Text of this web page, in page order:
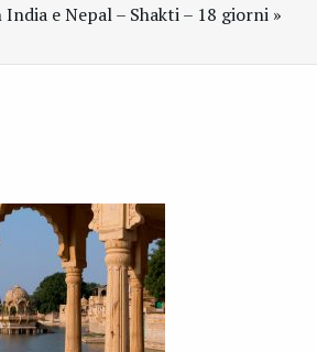
e Nepal – Shakti – 18 giorni »